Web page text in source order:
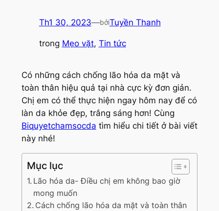
Th1 30, 2023—bởiTuyền Thanh
trong Mẹo vặt, Tin tức
Có những cách chống lão hóa da mặt và
toàn thân hiệu quả tại nhà cực kỳ đơn giản.
Chị em có thể thực hiện ngay hôm nay để có
làn da khỏe đẹp, trắng sáng hơn! Cùng
Biquyetchamsocda tìm hiểu chi tiết ở bài viết
này nhé!
Mục lục
Lão hóa da- Điều chị em không bao giờ
mong muốn
Cách chống lão hóa da mặt và toàn thân